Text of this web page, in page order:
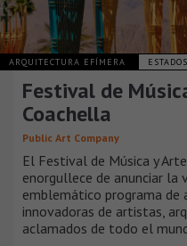
ARQUITECTURA EFÍMERA
Festival de
Coachella
Public Art Company
El Festival de Música y
enorgullece de anunciar la
emblemático programa de
innovadoras de artistas,
aclamados de todo el